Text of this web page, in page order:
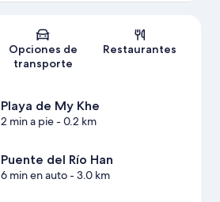
Mapa
Opciones de
transporte
Restaurantes
Playa de My Khe
2 min a pie- 0.2 km
Puente del Río Han
6 min en auto- 3.0 km